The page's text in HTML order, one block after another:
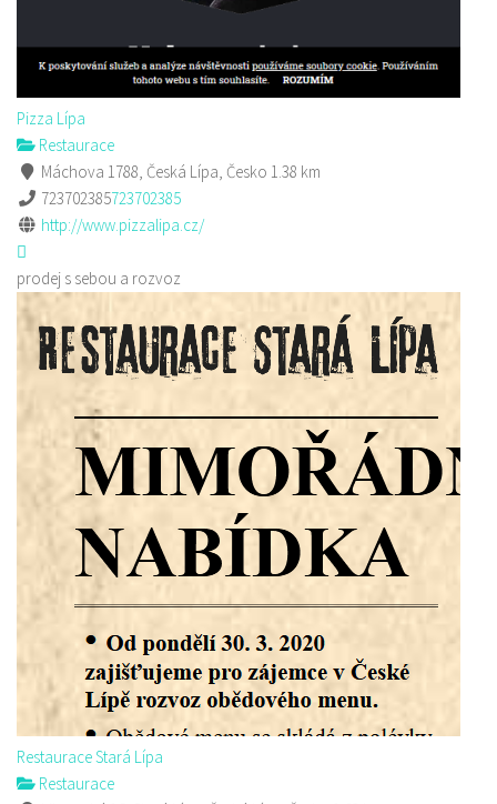
Pizza Lípa
Restaurace
Máchova 1788, Česká Lípa, Česko 1.38 km
723702385723702385
http://www.pizzalipa.cz/
prodej s sebou a rozvoz
Restaurace Stará Lípa
Restaurace